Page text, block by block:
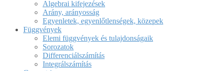
Algebrai kifejezések
Arány, arányosság
Egyenletek, egyenlőtlenségek, közepek
Függvények
Elemi függvények és tulajdonságaik
Sorozatok
Differenciálszámítás
Integrálszámítás